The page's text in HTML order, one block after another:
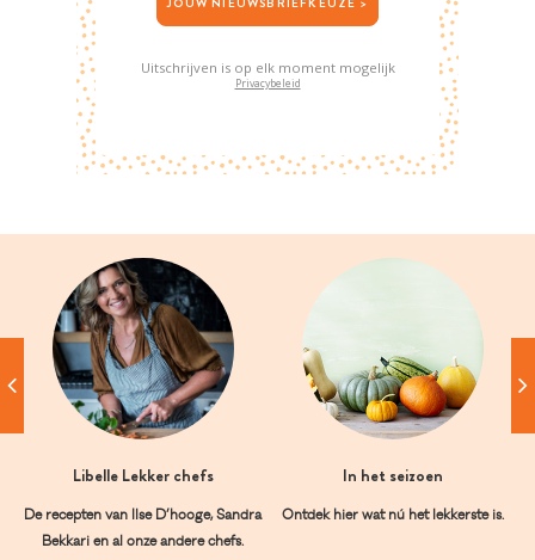
Uitschrijven is op elk moment mogelijk
Privacybeleid
Libelle Lekker chefs
De recepten van Ilse D’hooge, Sandra
Bekkari en al onze andere chefs.
In het seizoen
Ontdek hier wat nú het lekkerste is.